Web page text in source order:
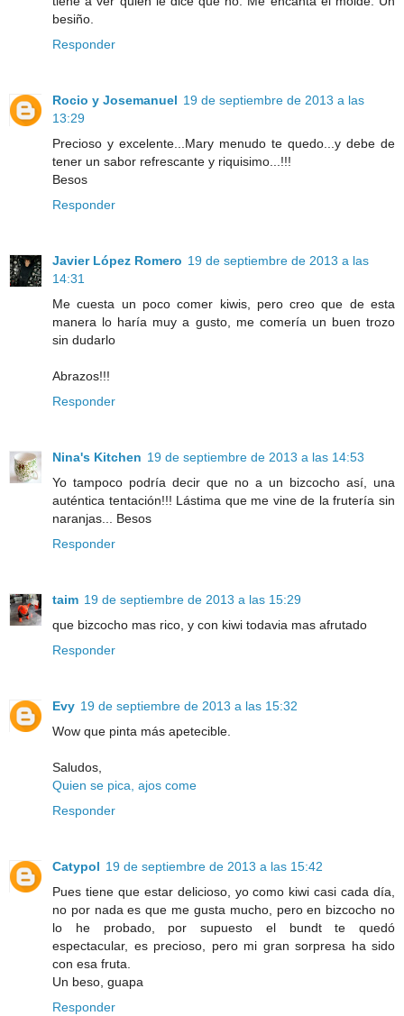
besiño.
Responder
Rocio y Josemanuel 19 de septiembre de 2013 a las
13:29
Precioso y excelente...Mary menudo te quedo...y debe de
tener un sabor refrescante y riquisimo...!!!
Besos
Responder
Javier López Romero 19 de septiembre de 2013 a las
14:31
Me cuesta un poco comer kiwis, pero creo que de esta
manera lo haría muy a gusto, me comería un buen trozo
sin dudarlo
Abrazos!!!
Responder
Nina's Kitchen 19 de septiembre de 2013 a las 14:53
Yo tampoco podría decir que no a un bizcocho así, una
auténtica tentación!!! Lástima que me vine de la frutería sin
naranjas... Besos
Responder
taim 19 de septiembre de 2013 a las 15:29
que bizcocho mas rico, y con kiwi todavia mas afrutado
Responder
Evy 19 de septiembre de 2013 a las 15:32
Wow que pinta más apetecible.
Saludos,
Quien se pica, ajos come
Responder
Catypol 19 de septiembre de 2013 a las 15:42
Pues tiene que estar delicioso, yo como kiwi casi cada día,
no por nada es que me gusta mucho, pero en bizcocho no
lo he probado, por supuesto el bundt te quedó
espectacular, es precioso, pero mi gran sorpresa ha sido
con esa fruta.
Un beso, guapa
Responder